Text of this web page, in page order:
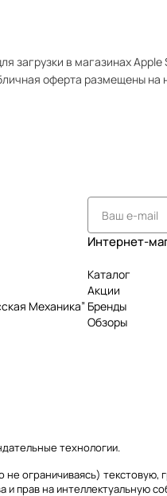
загрузки в магазинах Apple
оферта размещены на
Механика”
Интернет-
Каталог
Акции
Бренды
Обзоры
технологии.
ограничиваясь)
и прав на